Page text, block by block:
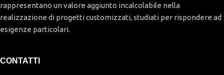
rappresentano un valore aggiunto incalcolabile nella
realizzazione di progetti customizzati, studiati per rispondere ad
esigenze particolari.
CONTATTI